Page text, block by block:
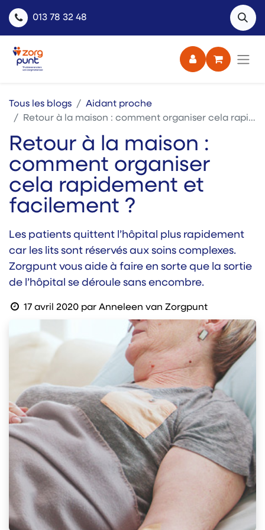
013 78 32 48
Tous les blogs
Aidant proche
Retour à la maison : comment organiser cela rapidement et facilement ?
Retour à la maison :
comment organiser
cela rapidement et
facilement ?
Les patients quittent l’hôpital plus rapidement
car les lits sont réservés aux soins complexes.
Zorgpunt vous aide à faire en sorte que la sortie
de l’hôpital se déroule sans encombre.
17 avril 2020 par Anneleen van Zorgpunt